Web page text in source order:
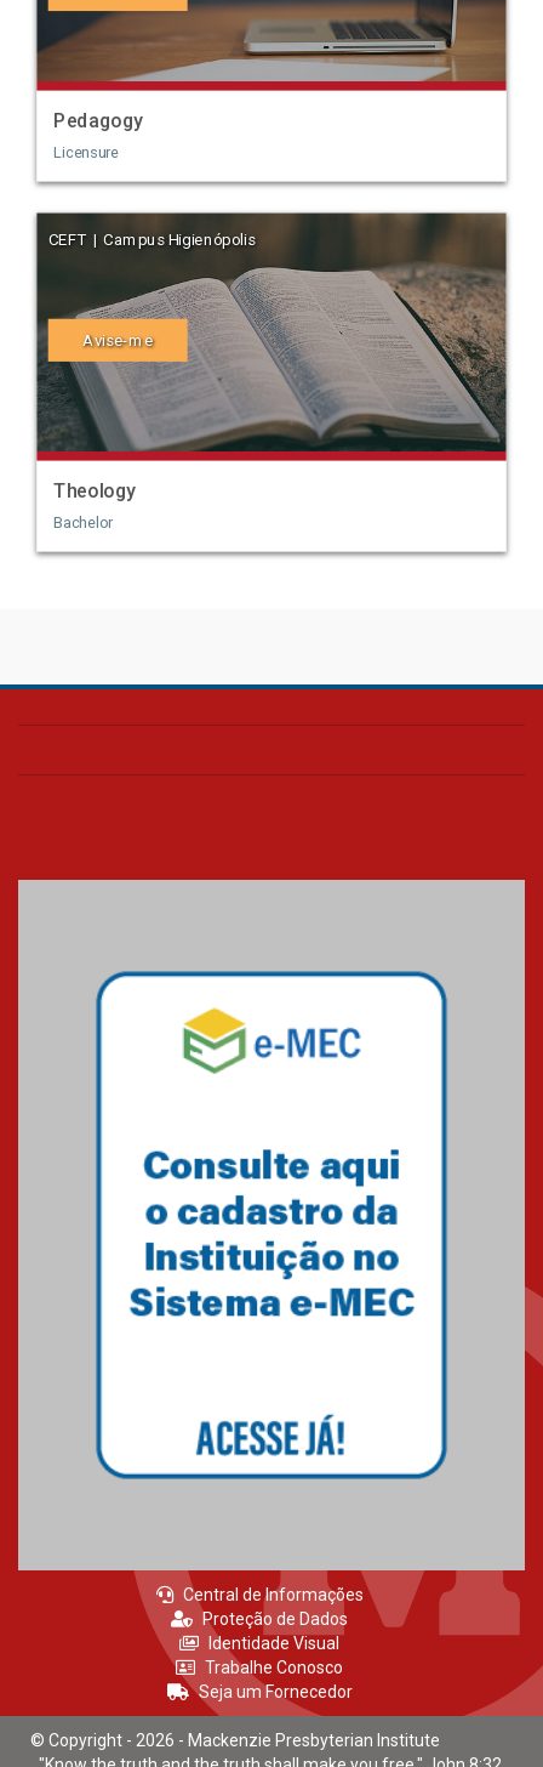
Pedagogy
Licensure
CEFT | Campus Higienópolis
Avise-me
Theology
Bachelor
Central de Informações
Proteção de Dados
Identidade Visual
Trabalhe Conosco
Seja um Fornecedor
© Copyright - 2026 - Mackenzie Presbyterian Institute